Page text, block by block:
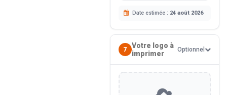
Date estimée : 24 août 2026
7
Votre logo à
imprimer
Optionnel